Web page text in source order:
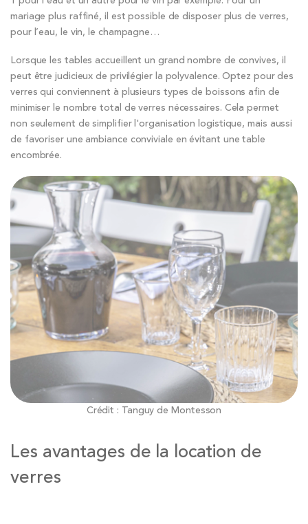
mariage plus raffiné, il est possible de disposer plus de verres,
pour l’eau, le vin, le champagne…
Lorsque les tables accueillent un grand nombre de convives, il
peut être judicieux de privilégier la polyvalence. Optez pour des
verres qui conviennent à plusieurs types de boissons afin de
minimiser le nombre total de verres nécessaires. Cela permet
non seulement de simplifier l'organisation logistique, mais aussi
de favoriser une ambiance conviviale en évitant une table
encombrée.
Crédit : Tanguy de Montesson
Les avantages de la location de
verres